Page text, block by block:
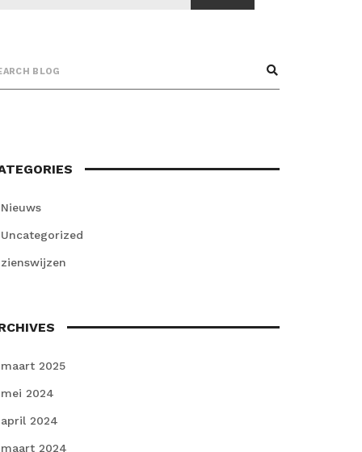
Nieuws
Uncategorized
zienswijzen
maart 2025
mei 2024
april 2024
maart 2024